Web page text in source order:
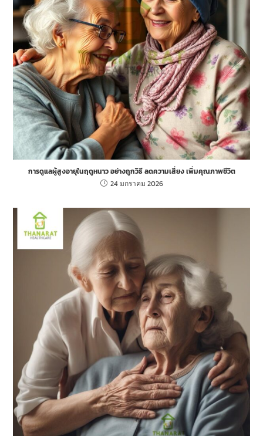
การดูแลผู้สูงอายุในฤดูหนาว อย่างถูกวิธี ลดความเสี่ยง เพิ่มคุณภาพชีวิต
24 มกราคม 2026